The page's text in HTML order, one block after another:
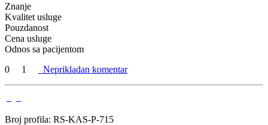
Znanje
Kvalitet usluge
Pouzdanost
Cena usluge
Odnos sa pacijentom
0
1 Neprikladan komentar
Broj profila: RS-KAS-P-715